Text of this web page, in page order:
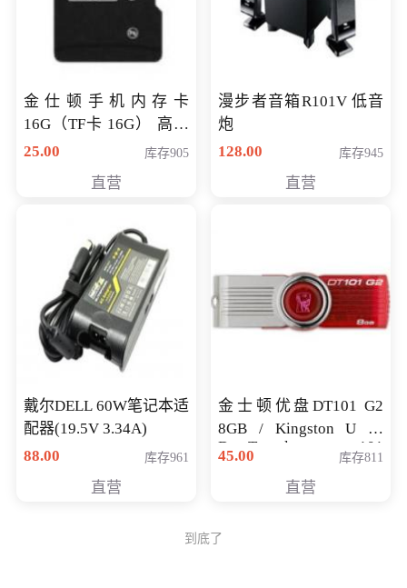
金仕顿手机内存卡
16G（TF卡 16G） 高速
卡 CLASS 10
25.00 库存905
直营
漫步者音箱R101V 低音
炮
128.00
库存945
直营
戴尔DELL 60W笔记本适
配器(19.5V 3.34A)
88.00
库存961
直营
金士顿优盘DT101 G2
8GB / Kingston U 盘
DataTraveler 101
Generati
45.00 库存811
直营
到底了